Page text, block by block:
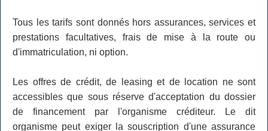
Tous les tarifs sont donnés hors assurances, services et
prestations facultatives, frais de mise à la route ou
d'immatriculation, ni option.
Les offres de crédit, de leasing et de location ne sont
accessibles que sous réserve d'acceptation du dossier
de financement par l'organisme créditeur. Le dit
organisme peut exiger la souscription d'une assurance